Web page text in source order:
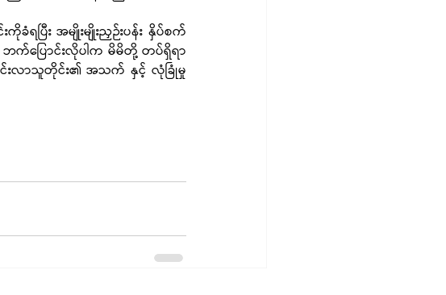
ပြီး အမျိုးမျိုးညှဉ်းပန်း နှိပ်စက်
ဘက်ပြောင်းလိုပါက မိမိတို့ တပ်ရှိရာ
င်းလာသူတိုင်း၏ အသက် နှင့် လုံခြုံမှု